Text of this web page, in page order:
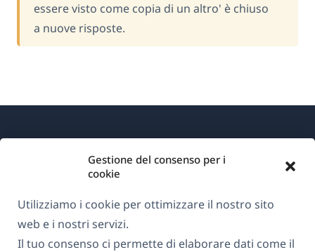
Gestione del consenso per i
cookie
Utilizziamo i cookie per ottimizzare il nostro sito
web e i nostri servizi.
Il tuo consenso ci permette di elaborare dati come il
essere visto come copia di un altro' è chiuso
a nuove risposte.
Informazioni su WPML
GDPR e Informativa sulla Privacy
(si